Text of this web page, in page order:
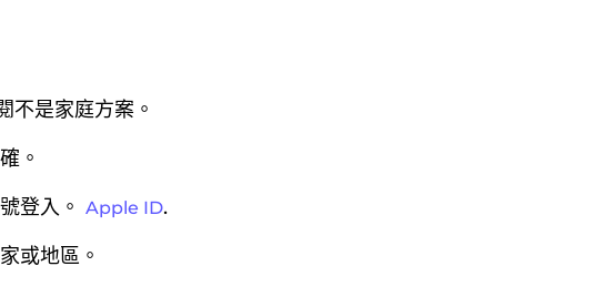
是家庭方案。
。
登入。 Apple ID.
或地區。